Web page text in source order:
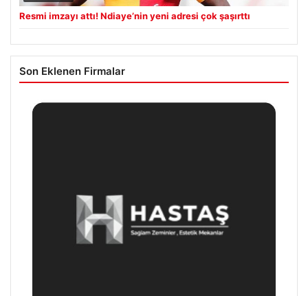
Resmi imzayı attı! Ndiaye’nin yeni adresi çok şaşırttı
Son Eklenen Firmalar